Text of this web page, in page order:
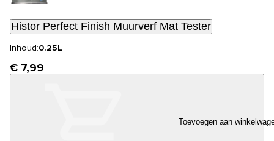
Histor Perfect Finish Muurverf Mat Tester
Inhoud:0.25L
€ 7,99
Toevoegen aan